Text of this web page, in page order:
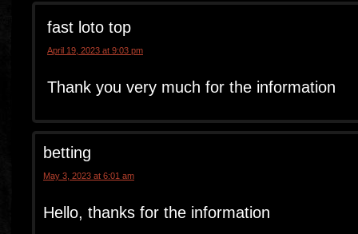
fast loto top
April 19, 2023 at 9:03 pm
Thank you very much for the information
betting
May 3, 2023 at 6:01 am
Hello, thanks for the information